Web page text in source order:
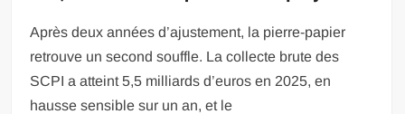
Après deux années d’ajustement, la pierre-papier
retrouve un second souffle. La collecte brute des
SCPI a atteint 5,5 milliards d’euros en 2025, en
hausse sensible sur un an, et le